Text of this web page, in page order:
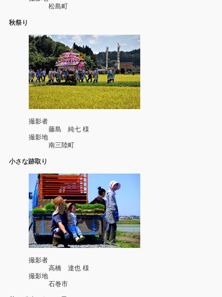
松島町
秋祭り
撮影者
藤島 純七 様
撮影地
南三陸町
小さな跡取り
撮影者
高橋 達也 様
撮影地
石巻市